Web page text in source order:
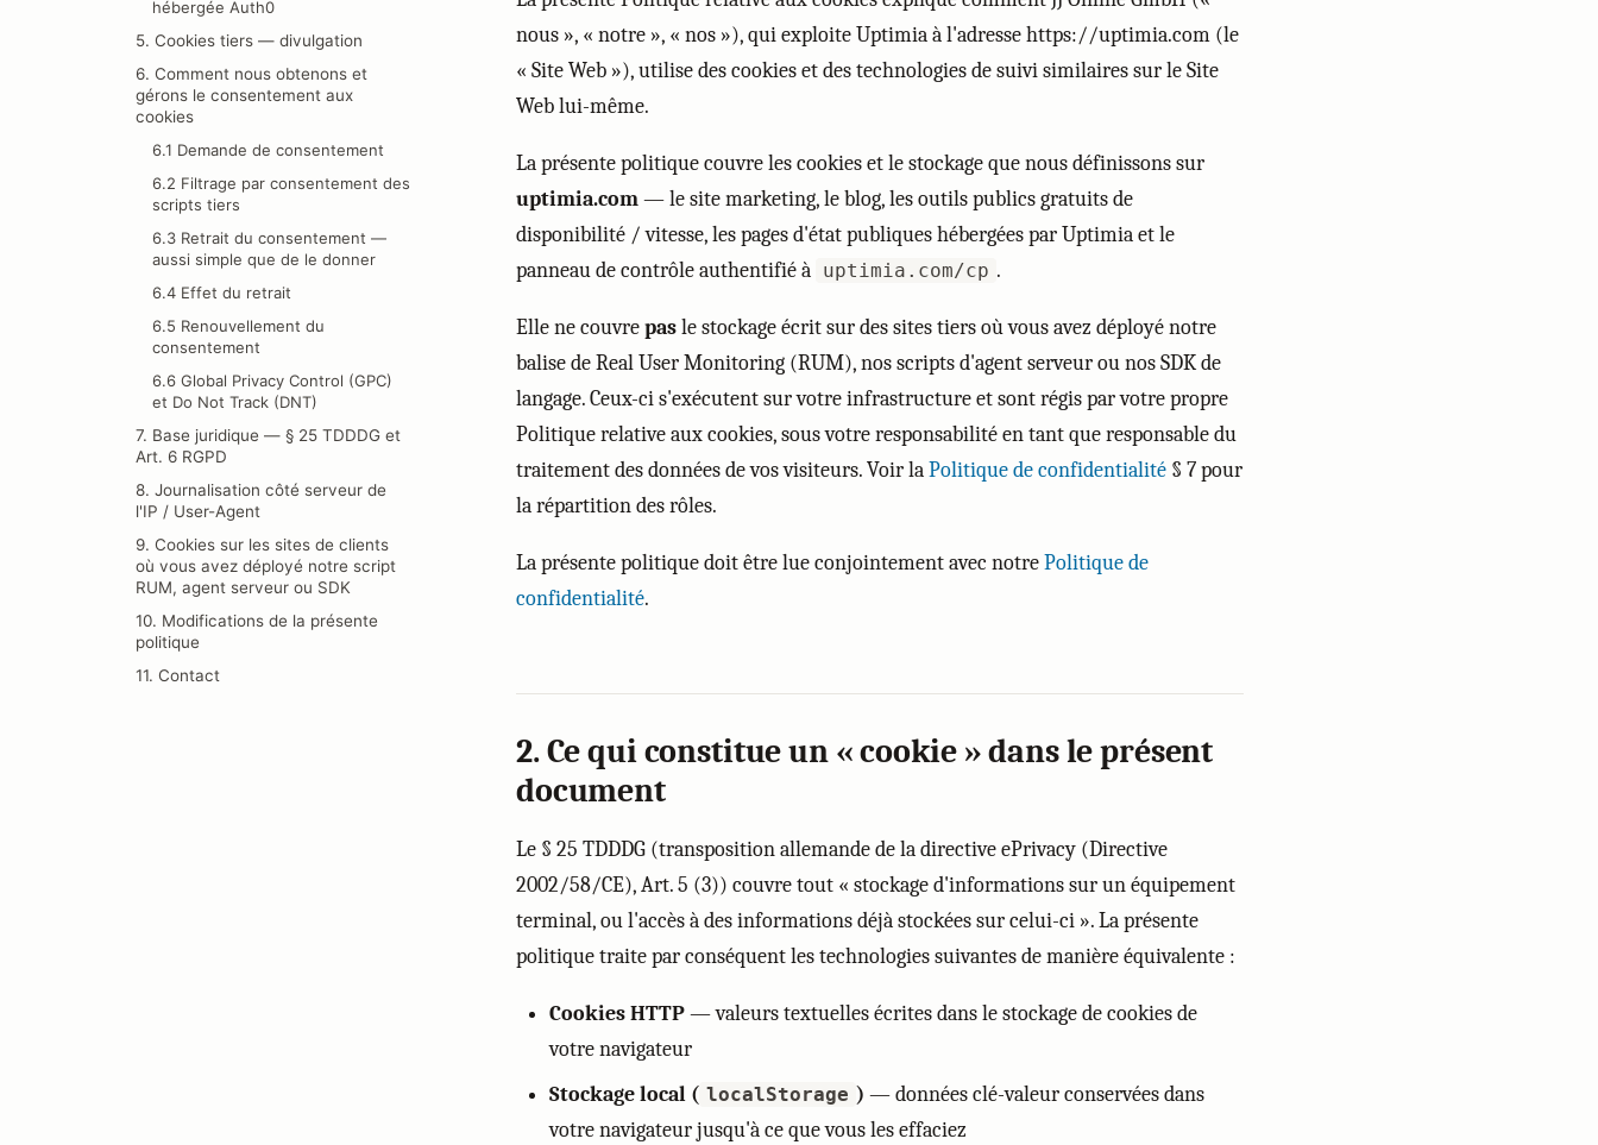
hébergée Auth0
5. Cookies tiers — divulgation
6. Comment nous obtenons et
gérons le consentement aux
cookies
6.1 Demande de consentement
6.2 Filtrage par consentement des
scripts tiers
6.3 Retrait du consentement —
aussi simple que de le donner
6.4 Effet du retrait
6.5 Renouvellement du
consentement
6.6 Global Privacy Control (GPC)
et Do Not Track (DNT)
7. Base juridique — § 25 TDDDG et
Art. 6 RGPD
8. Journalisation côté serveur de
l'IP / User-Agent
9. Cookies sur les sites de clients
où vous avez déployé notre script
RUM, agent serveur ou SDK
10. Modifications de la présente
politique
11. Contact
nous », « notre », « nos »), qui exploite Uptimia à l'adresse https://uptimia.com (le
« Site Web »), utilise des cookies et des technologies de suivi similaires sur le Site
Web lui-même.
La présente politique couvre les cookies et le stockage que nous définissons sur
uptimia.com— le site marketing, le blog, les outils publics gratuits de
disponibilité / vitesse, les pages d'état publiques hébergées par Uptimia et le
panneau de contrôle authentifié à uptimia.com/cp .
Elle ne couvrepasle stockage écrit sur des sites tiers où vous avez déployé notre
balise de Real User Monitoring (RUM), nos scripts d'agent serveur ou nos SDK de
langage. Ceux-ci s'exécutent sur votre infrastructure et sont régis par votre propre
Politique relative aux cookies, sous votre responsabilité en tant que responsable du
traitement des données de vos visiteurs. Voir laPolitique de confidentialité § 7 pour
la répartition des rôles.
La présente politique doit être lue conjointement avec notrePolitique de
confidentialité.
2. Ce qui constitue un « cookie » dans le présent
document
Le § 25 TDDDG (transposition allemande de la directive ePrivacy (Directive
2002/58/CE), Art. 5 (3)) couvre tout « stockage d'informations sur un équipement
terminal, ou l'accès à des informations déjà stockées sur celui-ci ». La présente
politique traite par conséquent les technologies suivantes de manière équivalente :
Cookies HTTP— valeurs textuelles écrites dans le stockage de cookies de
votre navigateur
Stockage local ( localStorage ) — données clé-valeur conservées dans
votre navigateur jusqu'à ce que vous les effaciez